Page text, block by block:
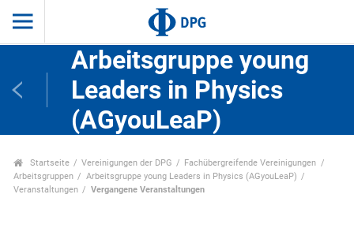
Arbeitsgruppe young
Leaders in Physics
(AGyouLeaP)
Startseite Vereinigungen der DPG
Fachübergreifende Vereinigungen
Arbeitsgruppen
Arbeitsgruppe young Leaders in Physics (AGyouLeaP)
Veranstaltungen
Vergangene Veranstaltungen